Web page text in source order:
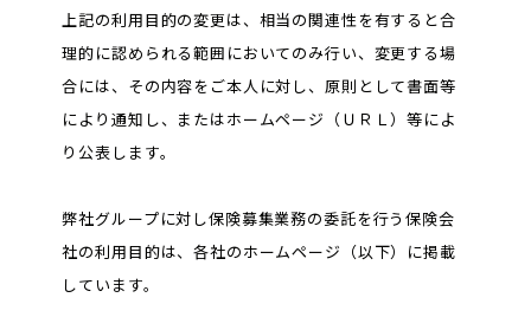
上記の利用目的の変更は、相当の関連性を有すると合
理的に認められる範囲においてのみ行い、変更する場
合には、その内容をご本人に対し、原則として書面等
により通知し、またはホームページ（ＵＲＬ）等によ
り公表します。
弊社グループに対し保険募集業務の委託を行う保険会
社の利用目的は、各社のホームページ（以下）に掲載
しています。